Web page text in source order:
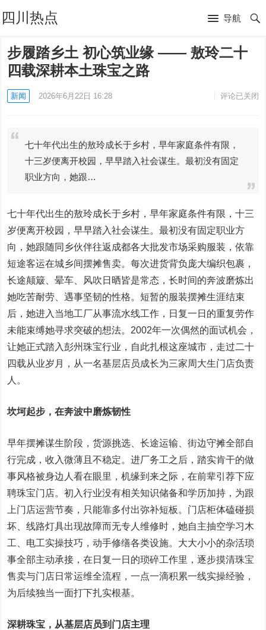
四川热点 导航
步履踏乡土 初心筑业缘 —— 敖玲二十
四载深耕本土珠宝之路
新闻 2026年6月22日 16:28 评论已关闭
七十年代出生的敖玲成长于乡村，早年家庭条件有限，
十三岁便离开校园，早早踏入社会谋生。最初没有固定
职业方向，她跟…
七十年代出生的敖玲成长于乡村，早年家庭条件有限，十三
岁便离开校园，早早踏入社会谋生。最初没有固定职业方
向，她跟随同乡伙伴往返成都各大批发市场采购服装，依靠
短途客运在城乡间摆摊售卖。每次进货背负庞大编织包裹，
长途颠簸、晕车、风吹日晒皆是常态，长时间的奔波磨炼出
她吃苦耐劳、遇事坚韧的性格。短暂的服装摆摊生涯结束
后，她进入当地工厂从事流水线工作，日复一日的重复劳作
未能束缚她寻求突破的想法。2002年一次偶然的面试机会，
让她正式踏入彭州珠宝行业，自此扎根这座城市，走过二十
四载从业岁月，从一名基层店员成长为三家周大生门店负责
人。
坎坷起步，在奔波中磨炼韧性
早年摆摊谋生阶段，货源挑选、长途运输、街边守摊全部自
行完成，收入微薄且不稳定。进厂务工之后，踏实肯干的做
事风格被身边人看在眼里，机缘到来之际，在前辈引荐下应
聘珠宝门店。初入行业没有相关知识储备和学历加持，为跟
上门店运营节奏，只能靠多付出弥补短板。门店柜体磕碰损
坏、线路灯具出现故障而无专人维修时，她自主抽空学习木
工、电工实操技巧，动手修缮各类设施。大大小小的杂活琐
事全部主动承接，在日复一日的琐碎工作里，逐步摸清珠宝
售卖与门店日常运维全流程，一点一滴积累一线实操经验，
为后续独当一面打下扎实根基。
深耕珠宝，从基层店员到门店主理